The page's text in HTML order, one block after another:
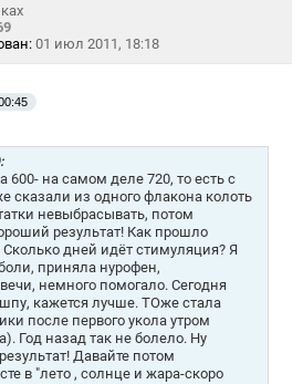
01 июл 2011, 18:18
600- на самом деле 720, то есть с
сказали из одного флакона колоть
невыбрасывать, потом
результат! Как прошло
дней идёт стимуляция? Я
приняла нурофен,
немного помогало. Сегодня
кажется лучше. ТОже стала
после первого укола утром
Год назад так не болело. Ну
Давайте потом
в "лето , солнце и жара-скоро